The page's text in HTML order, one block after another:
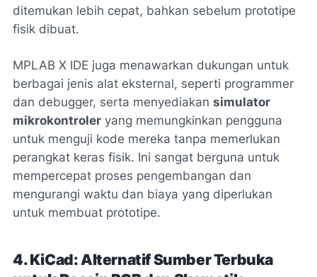
ditemukan lebih cepat, bahkan sebelum prototipe
fisik dibuat.
MPLAB X IDE juga menawarkan dukungan untuk
berbagai jenis alat eksternal, seperti programmer
dan debugger, serta menyediakan simulator
mikrokontroler yang memungkinkan pengguna
untuk menguji kode mereka tanpa memerlukan
perangkat keras fisik. Ini sangat berguna untuk
mempercepat proses pengembangan dan
mengurangi waktu dan biaya yang diperlukan
untuk membuat prototipe.
4. KiCad: Alternatif Sumber Terbuka